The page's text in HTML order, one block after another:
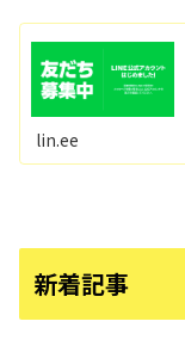
lin.ee
新着記事